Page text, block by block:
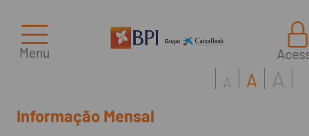
Menu
Informação Mensal
A A A